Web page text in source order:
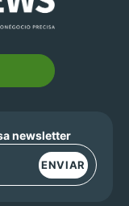
newsletter
ENVIAR